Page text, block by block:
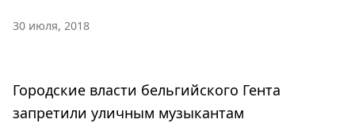
30 июля, 2018
Городские власти бельгийского Гента
запретили уличным музыкантам